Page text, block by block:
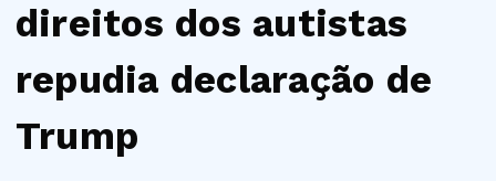
direitos dos autistas
repudia declaração de
Trump